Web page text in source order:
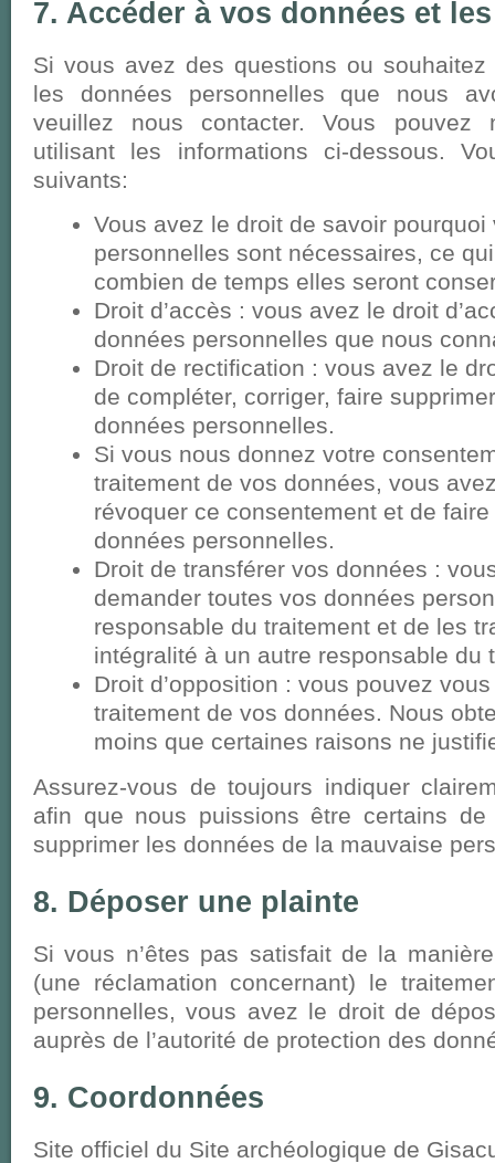
7. Accéder à vos données et
Si vous avez des questions ou
les données personnelles que nous
veuillez nous contacter. Vous pouvez
utilisant les informations ci-dessous.
suivants:
Vous avez le droit de savoir pourquoi
personnelles sont nécessaires, ce
combien de temps elles seront
Droit d’accès : vous avez le droit
données personnelles que nous
Droit de rectification : vous avez le
de compléter, corriger, faire
données personnelles.
Si vous nous donnez votre
traitement de vos données, vous
révoquer ce consentement et de
données personnelles.
Droit de transférer vos données :
demander toutes vos données
responsable du traitement et de les
intégralité à un autre responsable du
Droit d’opposition : vous pouvez
traitement de vos données. Nous
moins que certaines raisons ne
Assurez-vous de toujours indiquer
afin que nous puissions être certains
supprimer les données de la mauvaise
8. Déposer une plainte
Si vous n’êtes pas satisfait de la
(une réclamation concernant) le
personnelles, vous avez le droit de
auprès de l’autorité de protection des
9. Coordonnées
Site officiel du Site archéologique de